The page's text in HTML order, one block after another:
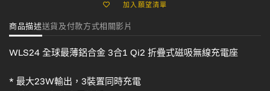
加入願望清單
商品描述送貨及付款方式相關影片
WLS24 全球最薄鋁合金 3合1 Qi2 折疊式磁吸無線充電座
* 最大23W輸出，3裝置同時充電